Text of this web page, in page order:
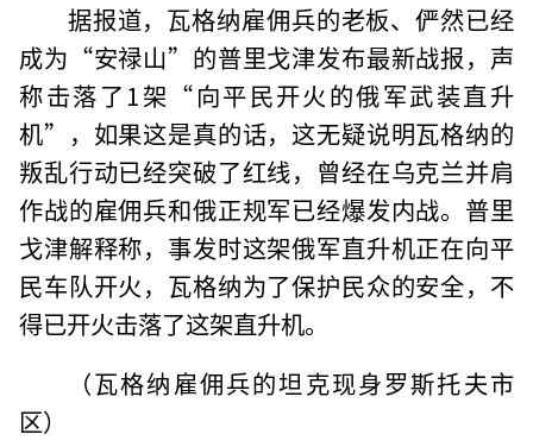
据报道，瓦格纳雇佣兵的老板、俨然已经
成为“安禄山”的普里戈津发布最新战报，声
称击落了1架“向平民开火的俄军武装直升
机”，如果这是真的话，这无疑说明瓦格纳的
叛乱行动已经突破了红线，曾经在乌克兰并肩
作战的雇佣兵和俄正规军已经爆发内战。普里
戈津解释称，事发时这架俄军直升机正在向平
民车队开火，瓦格纳为了保护民众的安全，不
得已开火击落了这架直升机。
（瓦格纳雇佣兵的坦克现身罗斯托夫市
区）